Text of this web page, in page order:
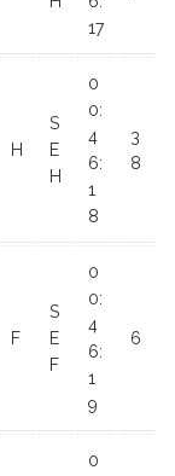
17
H
S
E
H
0
0:
4
6:
1
8
3
8
F
S
E
F
0
0:
4
6:
1
9
6
0